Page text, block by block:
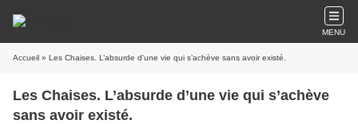
MENU
Accueil » Les Chaises. L’absurde d’une vie qui s’achève sans avoir existé.
Les Chaises. L’absurde d’une vie qui s’achève
sans avoir existé.